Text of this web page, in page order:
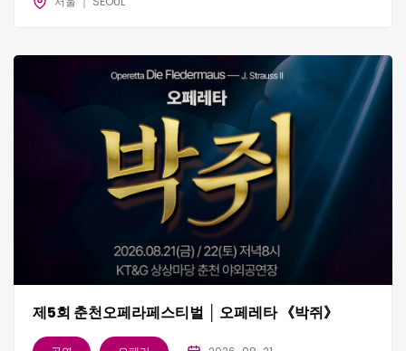
제5회 춘천오페라페스티벌 │ 오페레타 《박쥐》